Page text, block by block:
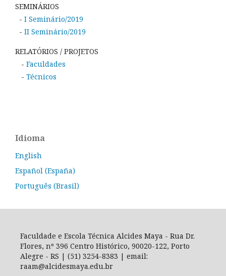
SEMINÁRIOS
- I Seminário/2019
- II Seminário/2019
RELATÓRIOS / PROJETOS
- Faculdades
- Técnicos
Idioma
English
Español (España)
Português (Brasil)
Faculdade e Escola Técnica Alcides Maya - Rua Dr.
Flores, nº 396 Centro Histórico, 90020-122, Porto
Alegre - RS | (51) 3254-8383 | email:
raam@alcidesmaya.edu.br